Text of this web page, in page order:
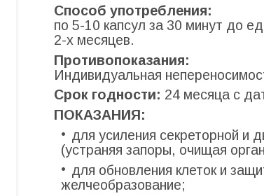
Способ употребления:
по 5-10 капсул за 30 минут до
2-х месяцев.
Противопоказания:
Индивидуальная
Срок годности: 24 месяца с
ПОКАЗАНИЯ:
для усиления секреторной и
(устраняя запоры, очищая
для обновления клеток и
желчеоб­разование;